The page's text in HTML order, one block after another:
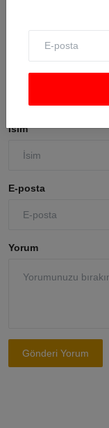
İsim
E-posta
Yorum
Gönderi Yorum